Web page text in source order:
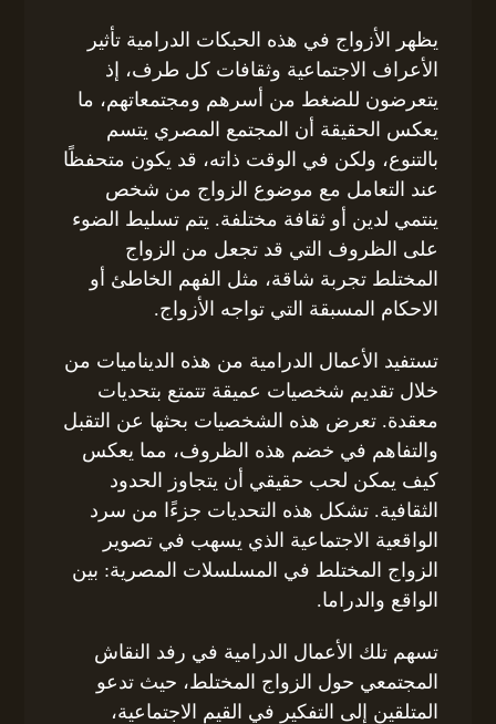
يظهر الأزواج في هذه الحبكات الدرامية تأثير
الأعراف الاجتماعية وثقافات كل طرف، إذ
يتعرضون للضغط من أسرهم ومجتمعاتهم، ما
يعكس الحقيقة أن المجتمع المصري يتسم
بالتنوع، ولكن في الوقت ذاته، قد يكون متحفظًا
عند التعامل مع موضوع الزواج من شخص
ينتمي لدين أو ثقافة مختلفة. يتم تسليط الضوء
على الظروف التي قد تجعل من الزواج
المختلط تجربة شاقة، مثل الفهم الخاطئ أو
الاحكام المسبقة التي تواجه الأزواج.
تستفيد الأعمال الدرامية من هذه الديناميات من
خلال تقديم شخصيات عميقة تتمتع بتحديات
معقدة. تعرض هذه الشخصيات بحثها عن التقبل
والتفاهم في خضم هذه الظروف، مما يعكس
كيف يمكن لحب حقيقي أن يتجاوز الحدود
الثقافية. تشكل هذه التحديات جزءًا من سرد
الواقعية الاجتماعية الذي يسهب في تصوير
الزواج المختلط في المسلسلات المصرية: بين
الواقع والدراما.
تسهم تلك الأعمال الدرامية في رفد النقاش
المجتمعي حول الزواج المختلط، حيث تدعو
المتلقين إلى التفكير في القيم الاجتماعية،